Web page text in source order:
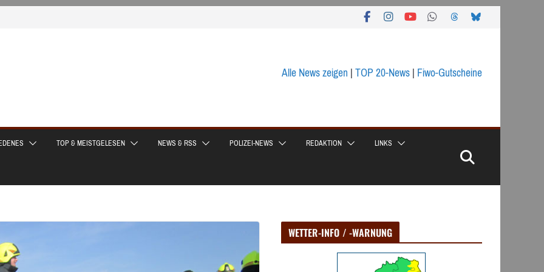
Alle News zeigen|TOP 20-News|Fiwo-Gutscheine
TOP & MEISTGELESEN NEWS & RSS POLIZEI-NEWS REDAKTION LINKS
WETTER-INFO / -WARNUNG